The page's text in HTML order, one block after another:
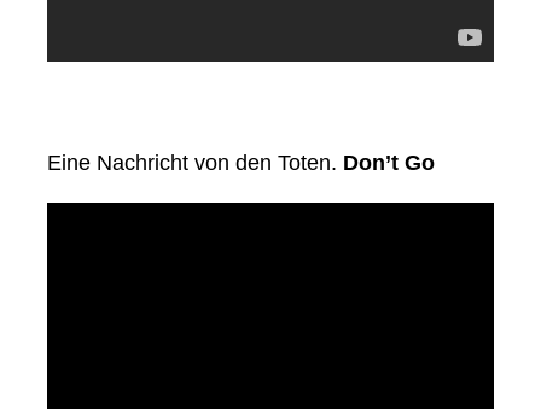
Eine Nachricht von den Toten. Don’t Go